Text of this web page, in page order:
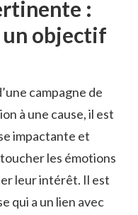
:⁣
un⁢ objectif
campagne de
à une cause,‍ il ‍est
impactante et
les émotions
leur intérêt. Il est
qui a ⁤un‍ lien avec